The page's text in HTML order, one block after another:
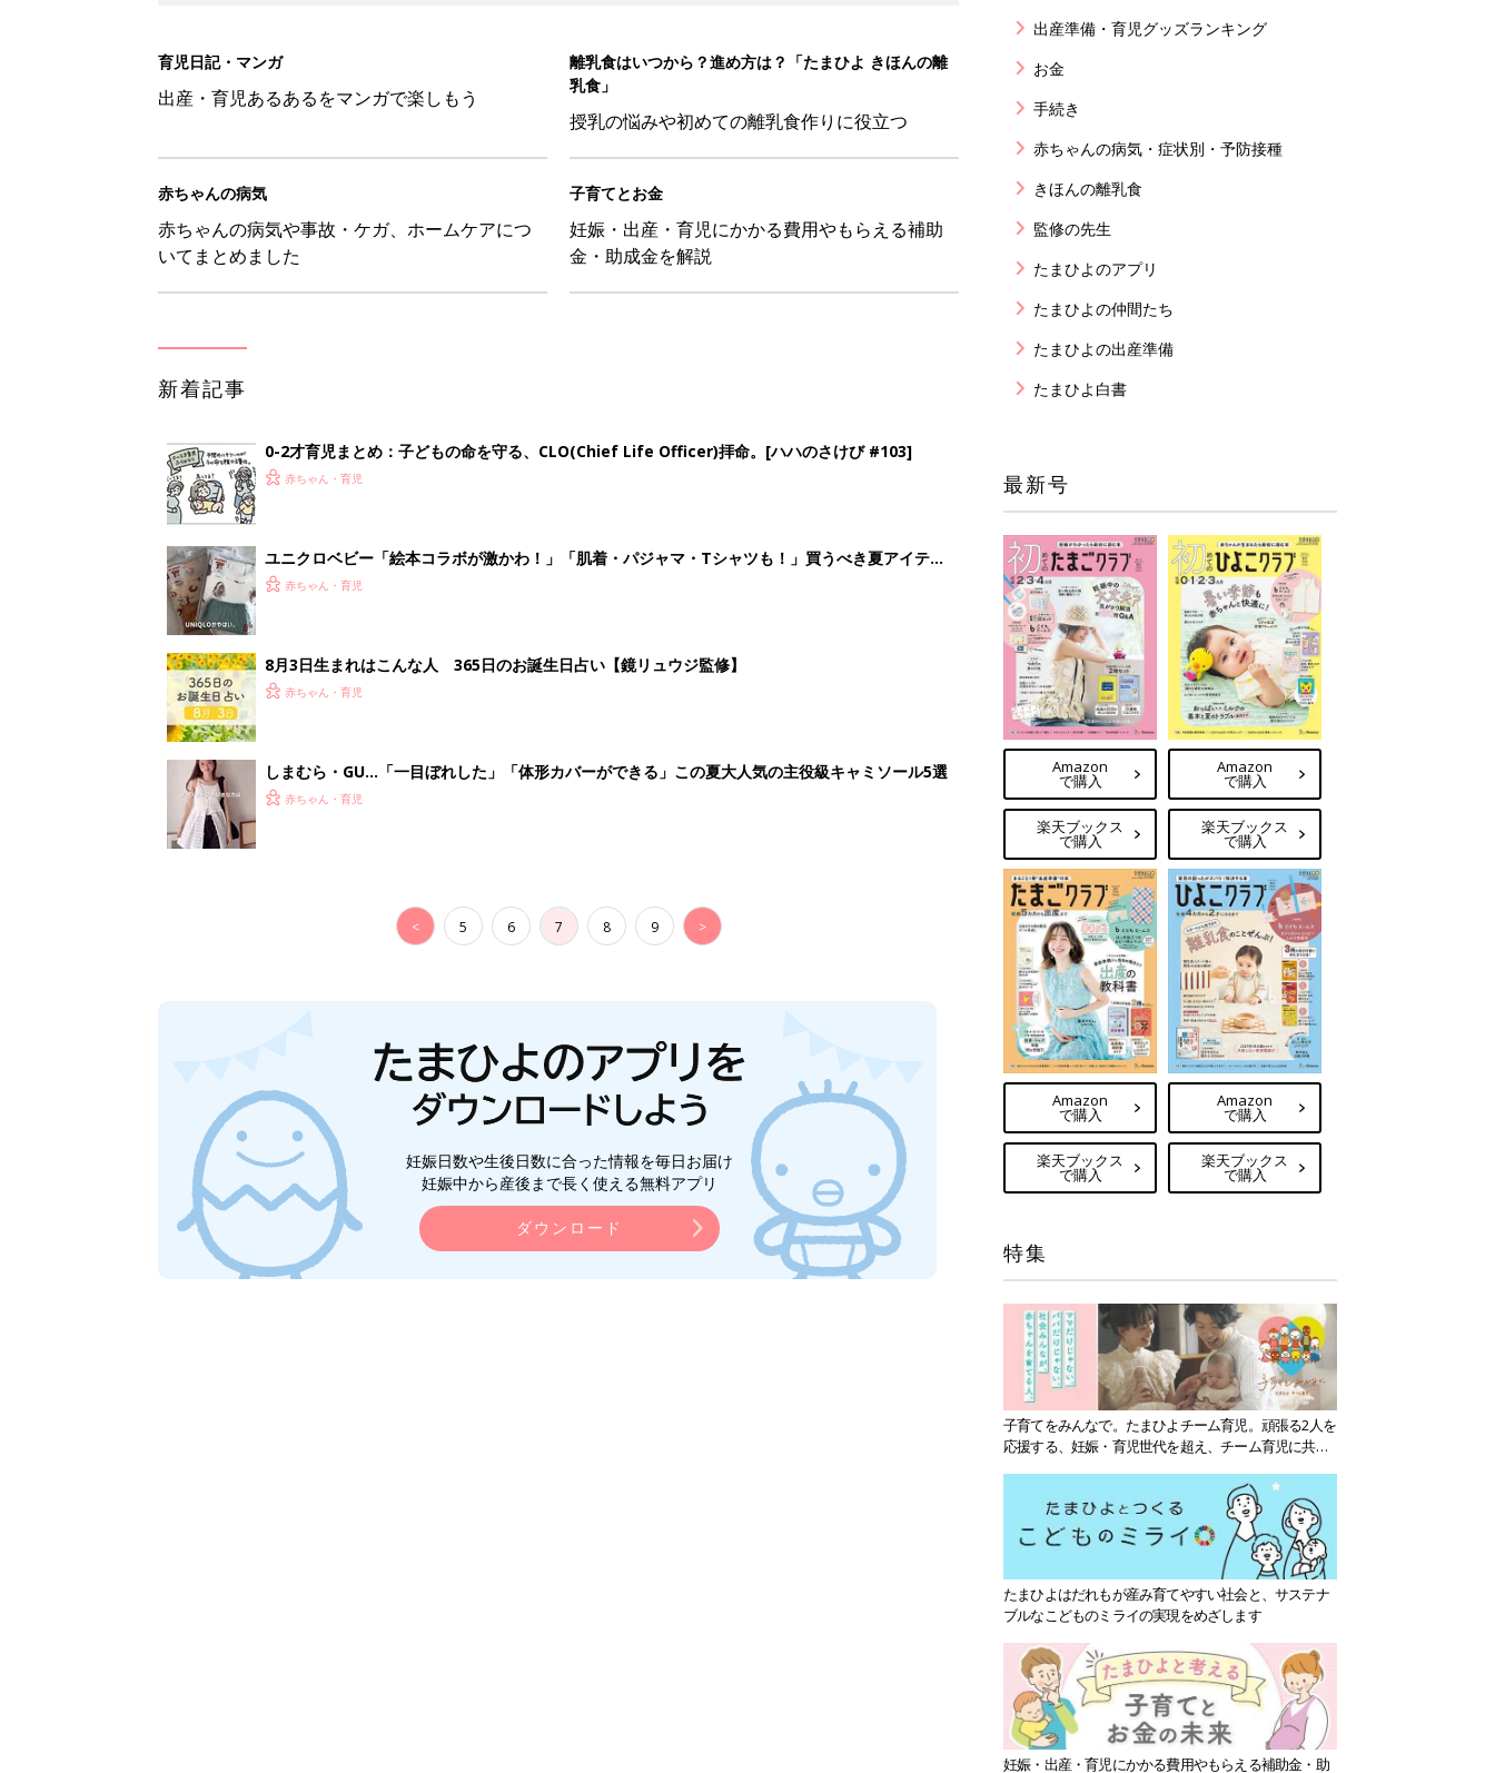
育児日記・マンガ
出産・育児あるあるをマンガで楽しもう
離乳食はいつから？進め方は？「たまひよ きほんの離
乳食」
授乳の悩みや初めての離乳食作りに役立つ
赤ちゃんの病気
赤ちゃんの病気や事故・ケガ、ホームケアにつ
いてまとめました
子育てとお金
妊娠・出産・育児にかかる費用やもらえる補助
金・助成金を解説
新着記事
0-2才育児まとめ：子どもの命を守る、CLO(Chief Life Officer)拝命。[ハハのさけび #103]
赤ちゃん・育児
ユニクロベビー「絵本コラボが激かわ！」「肌着・パジャマ・Tシャツも！」買うべき夏アイテム
5選赤ちゃん・育児
8月3日生まれはこんな人 365日のお誕生日占い【鏡リュウジ監修】
赤ちゃん・育児
しまむら・GU…「一目ぼれした」「体形カバーができる」この夏大人気の主役級キャミソール5選
赤ちゃん・育児
< 5 6 7 8 9 >
妊娠日数や生後日数に合った情報を毎日お届け
妊娠中から産後まで長く使える無料アプリ
ダウンロード
出産準備・育児グッズランキング
お金
手続き
赤ちゃんの病気・症状別・予防接種
きほんの離乳食
監修の先生
たまひよのアプリ
たまひよの仲間たち
たまひよの出産準備
たまひよ白書
最新号
Amazon
で購入
楽天ブックス
で購入
Amazon
で購入
楽天ブックス
で購入
Amazon
で購入
楽天ブックス
で購入
Amazon
で購入
楽天ブックス
で購入
特集
子育てをみんなで。たまひよチーム育児。頑張る2人を
応援する、妊娠・育児世代を超え、チーム育児に共感
たまひよはだれもが産み育てやすい社会と、サステナ
ブルなこどものミライの実現をめざします
妊娠・出産・育児にかかる費用やもらえる補助金・助